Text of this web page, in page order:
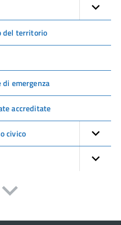
del territorio
emergenza
accreditate
civico